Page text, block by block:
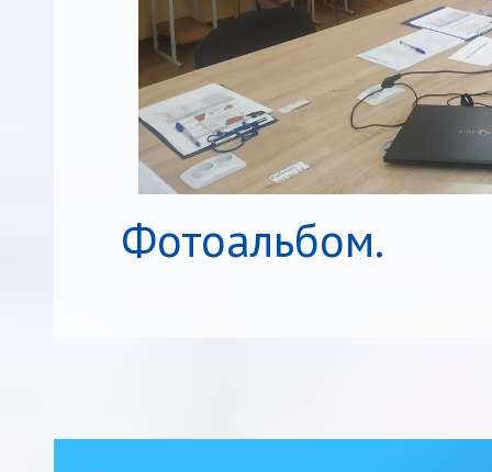
Фотоальбом.